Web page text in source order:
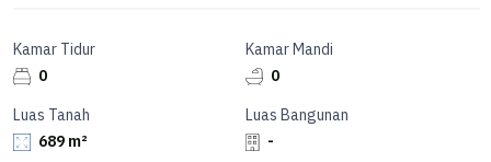
Kamar Tidur
0
Kamar Mandi
0
Luas Tanah
689 m²
Luas Bangunan
-